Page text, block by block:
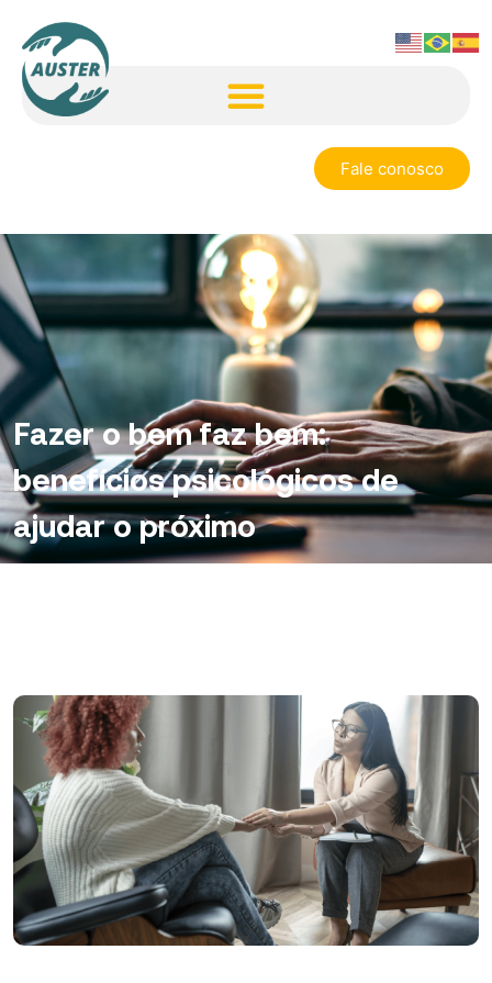
Fale conosco
Fazer o bem faz bem:
benefícios psicológicos de
ajudar o próximo